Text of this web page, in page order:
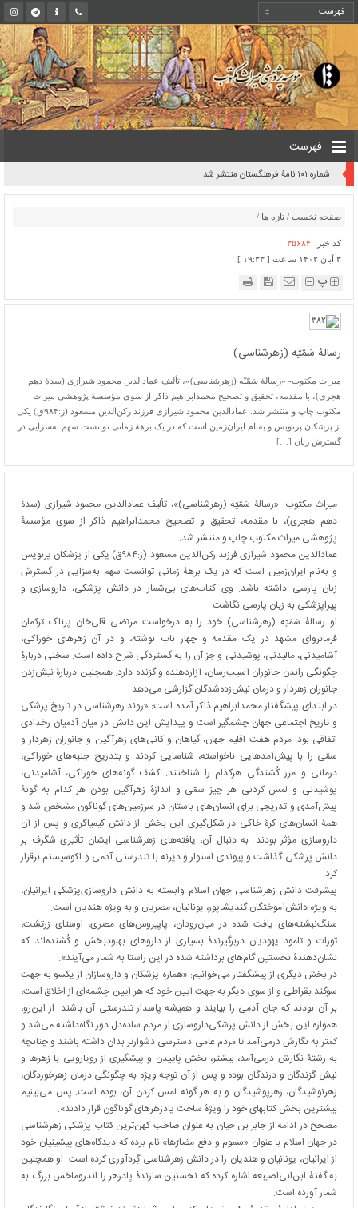
فهرست
شماره ۱۰۱ نامۀ فرهنگستان منتشر شد
صفحه نخست / تازه ها /
کد خبر: ۳۵۶۸۴
۳ آبان ۱۴۰۲ ساعت [ ۱۹:۳۳ ]
پ
رسالۀ سَمّیّه (زهرشناسی)
میراث مکتوب- «رسالۀ سَمّیّه (زهرشناسی)»، تألیف عمادالدین محمود شیرازی (سدۀ دهم
هجری)، با مقدمه، تحقیق و تصحیح محمدابراهیم ذاکر از سوی مؤسسۀ پژوهشی میراث
مکتوب چاپ و منتشر شد. عمادالدین محمود شیرازی فرزند رکن‌الدین مسعود (ز:۹۸۴ق) یکی
از پزشکان پرنویس و به‌نام ایران‌زمین است که در یک برهۀ زمانی توانست سهم به‌سزایی در
گسترش زبان […]
میراث مکتوب- «رسالۀ سَمّیّه (زهرشناسی)»، تألیف عمادالدین محمود شیرازی (سدۀ
دهم هجری)، با مقدمه، تحقیق و تصحیح محمدابراهیم ذاکر از سوی مؤسسۀ
پژوهشی میراث مکتوب چاپ و منتشر شد.
عمادالدین محمود شیرازی فرزند رکن‌الدین مسعود (ز:۹۸۴ق) یکی از پزشکان پرنویس
و به‌نام ایران‌زمین است که در یک برهۀ زمانی توانست سهم به‌سزایی در گسترش
زبان پارسی داشته باشد. وی کتاب‌های بی‌شمار در دانش پزشکی، داروسازی و
پیراپزشکی به زبان پارسی نگاشت.
او رسالۀ سَمّیّه (زهرشناسی) خود را به درخواست مرتضی قلی‌خان پرناک ترکمان
فرمانروای مشهد در یک مقدمه و چهار باب نوشته، و در آن زهرهای خوراکی،
آشامیدنی، مالیدنی، پوشیدنی و جز آن را به گستردگی شرح داده است. سخنی دربارۀ
چگونگی راندن جانوران آسیب‌رسان، آزاردهنده و گزنده دارد. همچنین دربارۀ نیش‌زدن
جانوران زهردار و درمان نیش‌زده‌شدگان گزارشی می‌دهد.
در ابتدای پیشگفتار محمدابراهیم ذاکر آمده است: «روند زهرشناسی در تاریخ پزشکی
و تاریخ اجتماعی جهان چشمگیر است و پیدایش این دانش در میان آدمیان رخدادی
اتفاقی بود. مردم هفت اقلیم جهان، گیاهان و کانی‌های زهرآگین و جانوران زهردار و
سمّی را با پیش‌آمدهایی ناخواسته، شناسایی کردند و بتدریج جنبه‌های خوراکی،
درمانی و مرز کُشندگی هرکدام را شناختند. کشف گونه‌های خوراکی، آشامیدنی،
پوشیدنی و لمس کردنی هر چیز سمّی و اندازۀ زهرآگین بودن هر کدام به گونۀ
پیش‌آمدی و تدریجی برای انسان‌های باستان در سرزمین‌های گوناگون مشخص شد و
همۀ انسان‌های کرۀ خاکی در شکل‌گیری این بخش از دانش کیمیاگری و پس از آن
داروسازی مؤثر بودند. به دنبال آن، یافته‌های زهرشناسی ایشان تأثیری شگرف بر
دانش پزشکی گذاشت و پیوندی استوار و دیرنه با تندرستی آدمی و اکوسیستم برقرار
کرد.
پیشرفت دانش زهرشناسی جهان اسلام وابسته به دانش داروسازی‌پزشکی ایرانیان،
به ویژه دانش‌آموختگان گندیشاپور، یونانیان، مصریان و به ویژه هندیان است.
سنگ‌نبشته‌های یافت شده در میان‌رودان، پاپیروس‌های مصری، اوستای زرتشت،
تورات و تلمود یهودیان دربرگیرندۀ بسیاری از داروهای بهبودبخش و کُشنده‌اند که
نشان‌دهندۀ نخستین گام‌های برداشته شده در این راستا به شمار می‌آیند».
در بخش دیگری از پیشگفتار می‌خوانیم: «هماره پزشکان و داروسازان از یکسو به جهت
سوگند بقراطی و از سوی دیگر به جهت آیین خود که هر آیین چشمه‌ای از اخلاق است،
بر آن بودند که جان آدمی را بپایند و همیشه پاسدار تندرستی آن باشند. از این‌رو،
همواره این بخش از دانش پزشکی‌داروسازی از مردم ساده‌دل دور نگاه‌داشته می‌شد و
کمتر به نگارش درمی‌آمد تا مردم عامی دسترسی دشوارتر بدان داشته باشند و چنانچه
به رشتۀ نگارش درمی‌آمد، بیشتر، بخش پاییدن و پیشگیری از رویارویی با زهرها و
نیش گزندگان و درندگان بوده و پس از آن توجه ویژه به چگونگی درمان زهرخوردگان،
زهرنوشیدگان، زهرپوشیدگان و به هر گونه لمس کردن آن، بوده است. پس می‌بینیم
بیشترین بخش کتابهای خود را ویژۀ ساخت پادزهرهای گوناگون قرار دادند».
مصحح در ادامه از جابر بن حیان به عنوان صاحب کهن‌ترین کتاب پزشکی زهرشناسی
در جهان اسلام با عنوان «سموم و دفع مضارّها» نام برده که دیدگاه‌های پیشینیان خود
از ایرانیان، یونانیان و هندیان را در دانش زهرشناسی گِردآوری کرده است. او همچنین
به گفتۀ ابن‌ابی‌اصیبعه اشاره کرده که نخستین سازندۀ پادزهر را اندروماخس بزرگ به
شمار آورده است.